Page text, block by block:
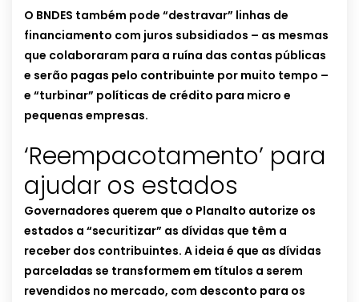
O BNDES também pode “destravar” linhas de
financiamento com juros subsidiados – as mesmas
que colaboraram para a ruína das contas públicas
e serão pagas pelo contribuinte por muito tempo –
e “turbinar” políticas de crédito para micro e
pequenas empresas.
‘Reempacotamento’ para
ajudar os estados
Governadores querem que o Planalto autorize os
estados a “securitizar” as dívidas que têm a
receber dos contribuintes. A ideia é que as dívidas
parceladas se transformem em títulos a serem
revendidos no mercado, com desconto para os